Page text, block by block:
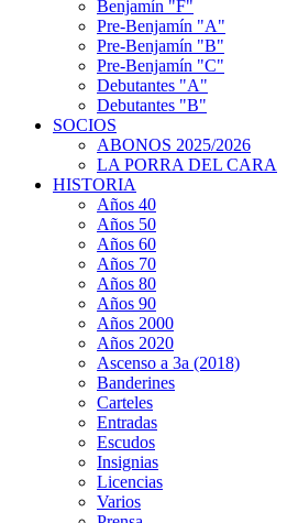
Benjamín "F"
Pre-Benjamín "A"
Pre-Benjamín "B"
Pre-Benjamín "C"
Debutantes "A"
Debutantes "B"
SOCIOS
ABONOS 2025/2026
LA PORRA DEL CARA
HISTORIA
Años 40
Años 50
Años 60
Años 70
Años 80
Años 90
Años 2000
Años 2020
Ascenso a 3a (2018)
Banderines
Carteles
Entradas
Escudos
Insignias
Licencias
Varios